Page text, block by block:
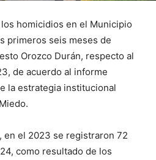
homicidios en el Municipio
primeros seis meses de
Orozco Durán, respecto al
de acuerdo al informe
la estrategia institucional
en el 2023 se registraron 72
como resultado de los